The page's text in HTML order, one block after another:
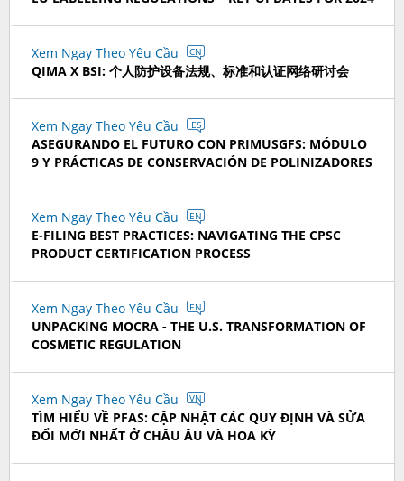
Xem Ngay Theo Yêu Cầu CN
QIMA X BSI: 个人防护设备法规、标准和认证网络研讨会
Xem Ngay Theo Yêu Cầu ES
ASEGURANDO EL FUTURO CON PRIMUSGFS: MÓDULO
9 Y PRÁCTICAS DE CONSERVACIÓN DE POLINIZADORES
Xem Ngay Theo Yêu Cầu EN
E-FILING BEST PRACTICES: NAVIGATING THE CPSC
PRODUCT CERTIFICATION PROCESS
Xem Ngay Theo Yêu Cầu EN
UNPACKING MOCRA - THE U.S. TRANSFORMATION OF
COSMETIC REGULATION
Xem Ngay Theo Yêu Cầu VN
TÌM HIỂU VỀ PFAS: CẬP NHẬT CÁC QUY ĐỊNH VÀ SỬA
ĐỔI MỚI NHẤT Ở CHÂU ÂU VÀ HOA KỲ